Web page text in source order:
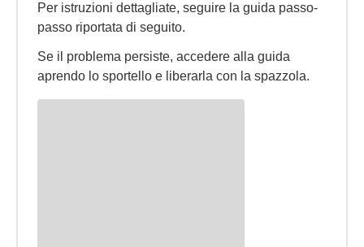
Per istruzioni dettagliate, seguire la guida passo-
passo riportata di seguito.
Se il problema persiste, accedere alla guida
aprendo lo sportello e liberarla con la spazzola.